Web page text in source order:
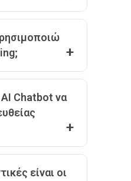
Chatbot να
είναι οι